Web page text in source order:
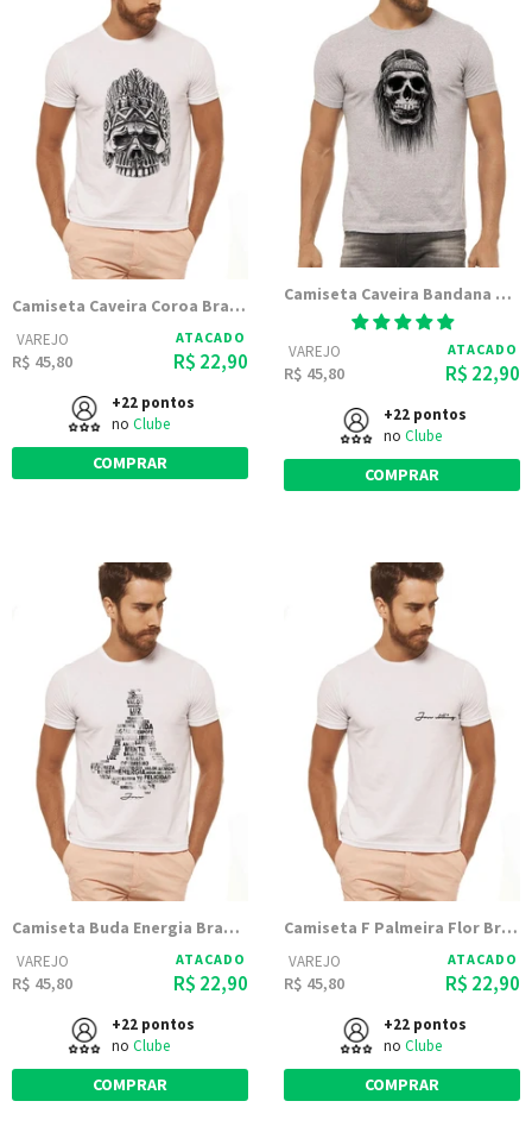
Camiseta Caveira Coroa Branca Estampada
VAREJO
R$ 45,80
ATACADO
R$ 22,90
+22 pontos
no Clube
COMPRAR
Camiseta Caveira Bandana Cinza Mescla Estampada
VAREJO
R$ 45,80
ATACADO
R$ 22,90
+22 pontos
no Clube
COMPRAR
Camiseta Buda Energia Branca Estampada
VAREJO
R$ 45,80
ATACADO
R$ 22,90
+22 pontos
no Clube
COMPRAR
Camiseta F Palmeira Flor Branca Estampada
VAREJO
R$ 45,80
ATACADO
R$ 22,90
+22 pontos
no Clube
COMPRAR